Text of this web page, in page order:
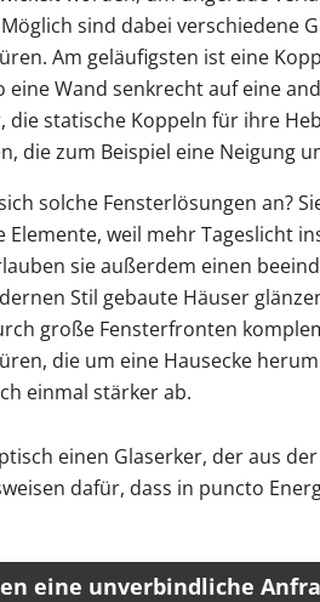
sind dabei verschiedene
Am geläufigsten ist eine
eine Wand senkrecht auf eine
die statische Koppeln für ihre
die zum Beispiel eine Neigung
solche Fensterlösungen an?
weil mehr Tageslicht
sie außerdem einen
Stil gebaute Häuser
große Fensterfronten
die um eine Hausecke
einmal stärker ab.
einen Glaserker, der aus
dafür, dass in puncto
eine unverbindliche